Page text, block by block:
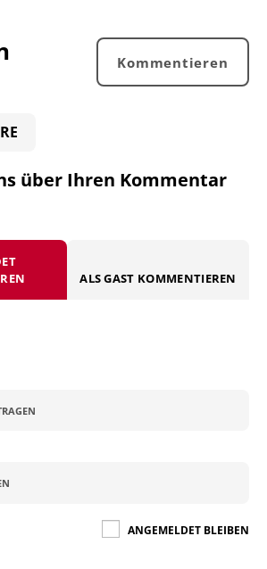
Kommentieren
über Ihren Kommentar
ALS GAST KOMMENTIEREN
ANGEMELDET BLEIBEN